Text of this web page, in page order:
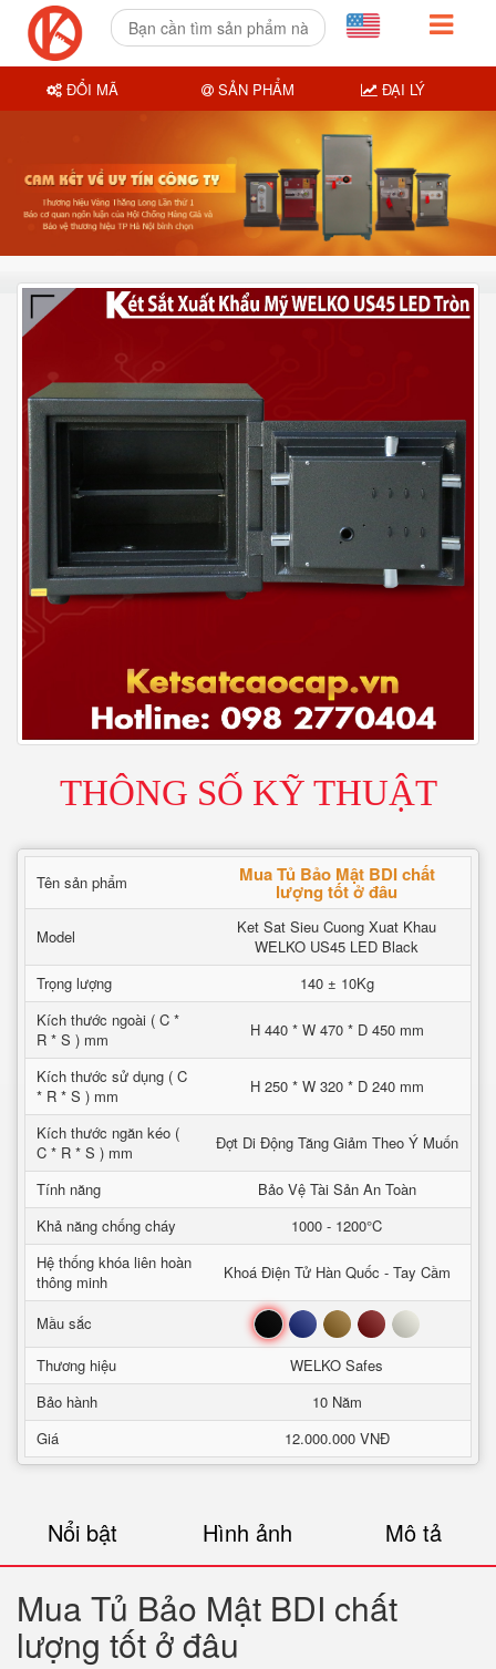
THÔNG SỐ KỸ THUẬT
Tên sản phẩm Mua Tủ Bảo Mật BDI chất
lượng tốt ở đâu
Model
Ket Sat Sieu Cuong Xuat Khau
WELKO US45 LED Black
Trọng lượng
140 ± 10Kg
Kích thước ngoài ( C *
R * S ) mm
H 440 * W 470 * D 450 mm
Kích thước sử dụng ( C
* R * S ) mm
H 250 * W 320 * D 240 mm
Kích thước ngăn kéo (
C * R * S ) mm
Đợt Di Động Tăng Giảm Theo Ý Muốn
Tính năng
Bảo Vệ Tài Sản An Toàn
Khả năng chống cháy
1000 - 1200°C
Hệ thống khóa liên hoàn
thông minh
Khoá Điện Tử Hàn Quốc - Tay Cầm
Mầu sắc Đen Xanh Nâu Đỏ Trắng
Thương hiệu
WELKO Safes
Bảo hành
10 Năm
Giá
12.000.000 VNĐ
Nổi bật Hình ảnh Mô tả
Mua Tủ Bảo Mật BDI chất
lượng tốt ở đâu
ĐỔI MÃ SẢN PHẨM ĐẠI LÝ